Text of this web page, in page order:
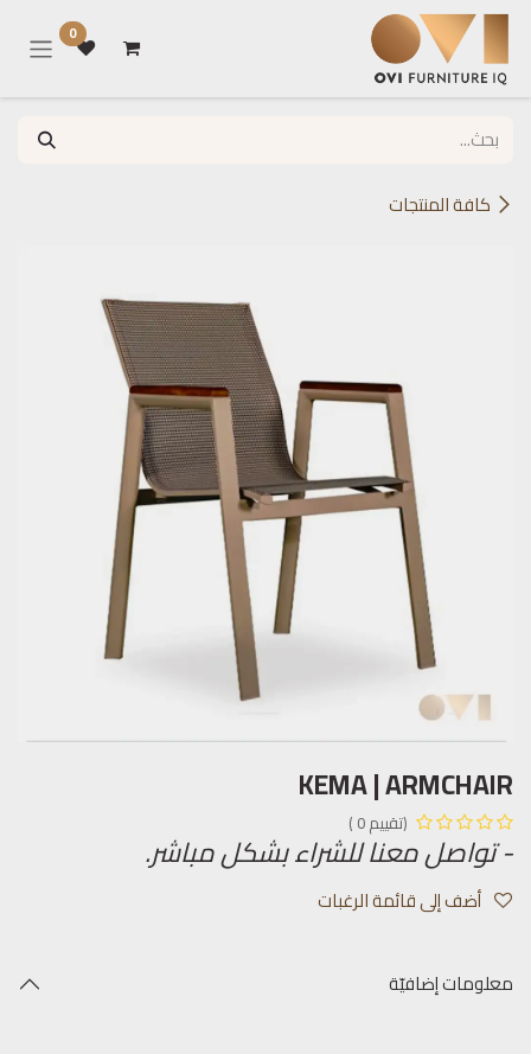
تخطي للذهاب إلى المحتوى
0
كافة المنتجات
KEMA | ARMCHAIR
(تقييم 0 )
- تواصل معنا للشراء بشكل مباشر.
أضف إلى قائمة الرغبات
معلومات إضافيّة